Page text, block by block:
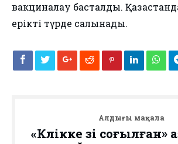
вакциналау басталды.
ерікті түрде салынады.
Алдыңғы мақала
«Көлікке өзі соғылған»